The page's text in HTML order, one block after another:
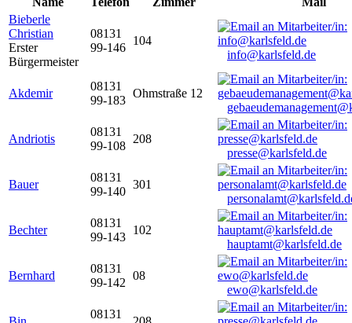
Bieberle
Christian
Erster
Bürgermeister
08131
99-146
104
info@karlsfeld.de
Akdemir
08131
99-183
Ohmstraße 12
Andriotis
08131
99-108
208
presse@karlsfeld.de
Bauer
08131
99-140
301
Bechter
08131
99-143
102
hauptamt@karlsfeld.de
Bernhard
08131
99-142
08
ewo@karlsfeld.de
08131